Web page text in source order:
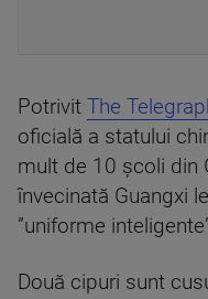
Potrivit The
oficială a statului
mult de 10 școli din
învecinată Guangxi
”uniforme
Două cipuri sunt